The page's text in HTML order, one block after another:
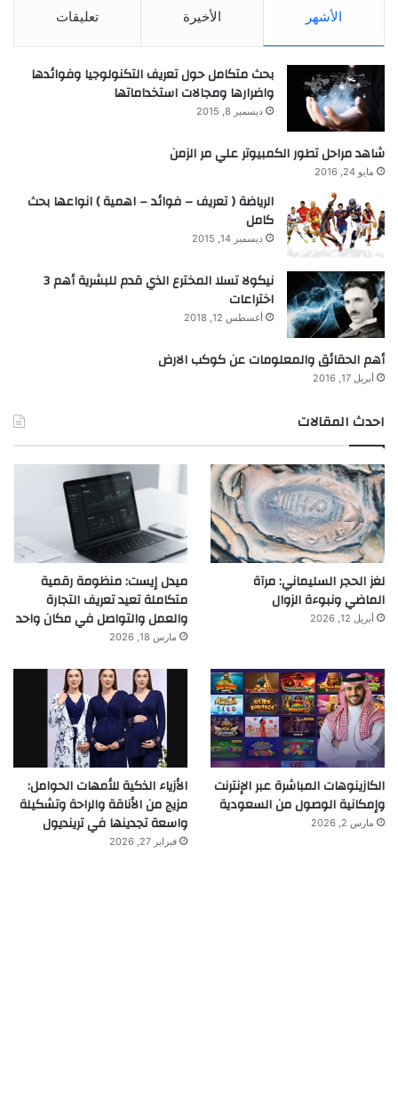
الأشهر الأخيرة تعليقات
بحث متكامل حول تعريف التكنولوجيا وفوائدها
واضرارها ومجالات استخداماتها
ديسمبر 8, 2015
شاهد مراحل تطور الكمبيوتر علي مر الزمن
مايو 24, 2016
الرياضة ( تعريف – فوائد – اهمية ) انواعها بحث
كامل
ديسمبر 14, 2015
نيكولا تسلا المخترع الذي قدم للبشرية أهم 3
اختراعات
أغسطس 12, 2018
أهم الحقائق والمعلومات عن كوكب الارض
أبريل 17, 2016
احدث المقالات
لغز الحجر السليماني: مرآة
الماضي ونبوءة الزوال
أبريل 12, 2026
ميدل إيست: منظومة رقمية
متكاملة تعيد تعريف التجارة
والعمل والتواصل في مكان واحد
مارس 18, 2026
الكازينوهات المباشرة عبر الإنترنت
وإمكانية الوصول من السعودية
مارس 2, 2026
الأزياء الذكية للأمهات الحوامل:
مزيج من الأناقة والراحة وتشكيلة
واسعة تجدينها في ترينديول
فبراير 27, 2026